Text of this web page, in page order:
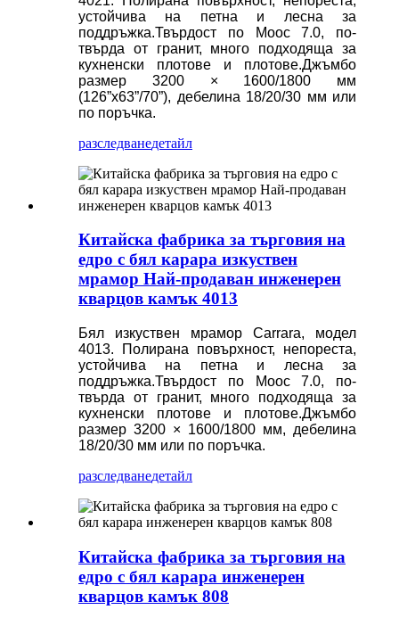
устойчива на петна и лесна за
поддръжка.Твърдост по Моос 7.0, по-
твърда от гранит, много подходяща за
кухненски плотове и плотове.Джъмбо
размер 3200 × 1600/1800 мм
(126”x63”/70”), дебелина 18/20/30 мм или
по поръчка.
разследванедетайл
Китайска фабрика за търговия на
едро с бял карара изкуствен
мрамор Най-продаван инженерен
кварцов камък 4013
Бял изкуствен мрамор Carrara, модел
4013. Полирана повърхност, непореста,
устойчива на петна и лесна за
поддръжка.Твърдост по Моос 7.0, по-
твърда от гранит, много подходяща за
кухненски плотове и плотове.Джъмбо
размер 3200 × 1600/1800 мм, дебелина
18/20/30 мм или по поръчка.
разследванедетайл
Китайска фабрика за търговия на
едро с бял карара инженерен
кварцов камък 808